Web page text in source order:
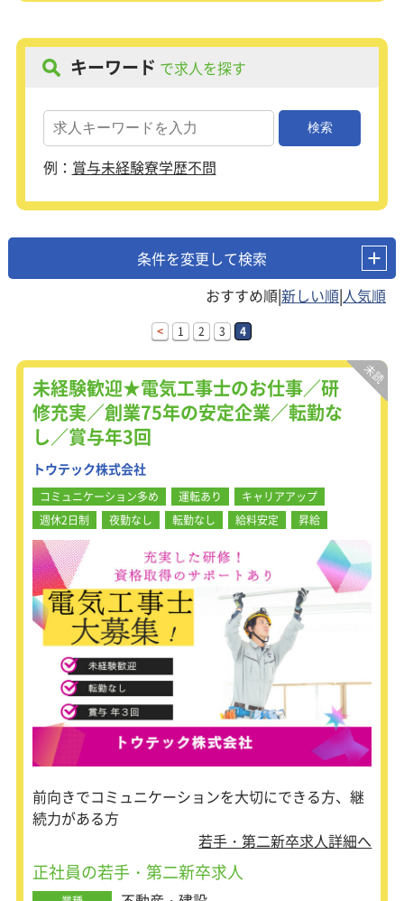
足立区(13)
キーワード で求人を探す
例： 賞与未経験寮学歴不問
条件を変更して検索
|
|
< 1 2 3 4
未経験歓迎★電気工事士のお仕事／研
修充実／創業75年の安定企業／転勤な
し／賞与年3回
トウテック株式会社
コミュニケーション多め 運転あり
キャリアアップ
週休2日制
夜勤なし 転勤なし 給料安定 昇給
前向きでコミュニケーションを大切にできる方、継
続力がある方
若手・第二新卒求人詳細へ
正社員の若手・第二新卒求人